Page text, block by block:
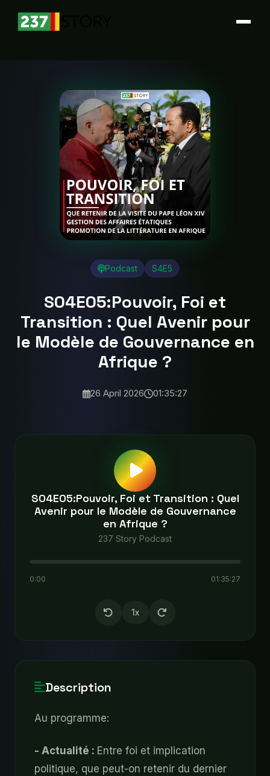
Podcast S4E5
S04E05:Pouvoir, Foi et
Transition : Quel Avenir pour
le Modèle de Gouvernance en
Afrique ?
26 April 2026 01:35:27
S04E05:Pouvoir, Foi et Transition : Quel
Avenir pour le Modèle de Gouvernance
en Afrique ?
237 Story Podcast
0:00 01:35:27
1x
Description
Au programme:
- Actualité : Entre foi et implication
politique, que peut-on retenir du dernier